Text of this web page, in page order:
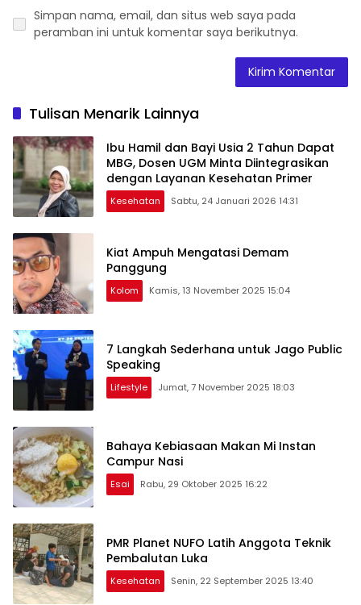
Simpan nama, email, dan situs web saya pada
peramban ini untuk komentar saya berikutnya.
Tulisan Menarik Lainnya
Ibu Hamil dan Bayi Usia 2 Tahun Dapat
MBG, Dosen UGM Minta Diintegrasikan
dengan Layanan Kesehatan Primer
Kesehatan Sabtu, 24 Januari 2026 14:31
Kiat Ampuh Mengatasi Demam
Panggung
Kolom Kamis, 13 November 2025 15:04
7 Langkah Sederhana untuk Jago Public
Speaking
Lifestyle Jumat, 7 November 2025 18:03
Bahaya Kebiasaan Makan Mi Instan
Campur Nasi
Esai Rabu, 29 Oktober 2025 16:22
PMR Planet NUFO Latih Anggota Teknik
Pembalutan Luka
Kesehatan Senin, 22 September 2025 13:40